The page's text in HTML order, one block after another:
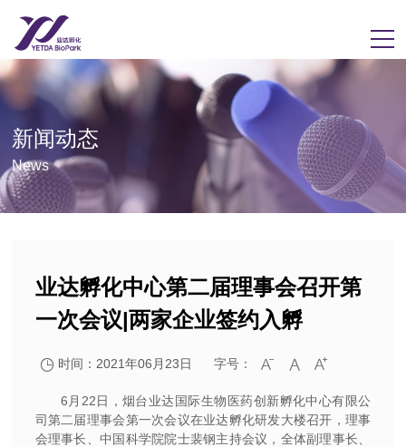
新闻动态
News
业达孵化中心第二届理事会召开第
一次会议|两家企业签约入孵
 时间：2021年06月23日 字号：   
6月22日，烟台业达国际生物医药创新孵化中心有限公
司第二届理事会第一次会议在业达孵化研发大楼召开，理事
会理事长、中国科学院院士裴钢主持会议，全体副理事长、